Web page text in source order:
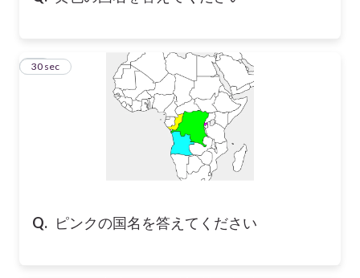
Q. ピンクの国名を答えてください
16
30 sec